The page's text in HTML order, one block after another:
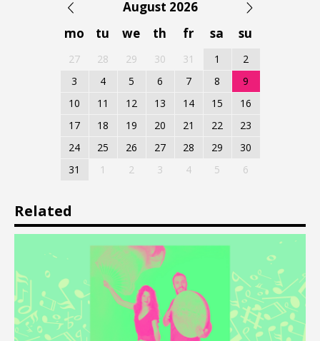
August 2026
mo
tu we th fr sa su
27 28 29 30 31 1
2
3
4 5 6 7 8
9
10
11 12 13 14 15
16
17
18 19 20 21 22
23
24
25 26 27 28 29
30
31
1 2 3 4 5 6
Related